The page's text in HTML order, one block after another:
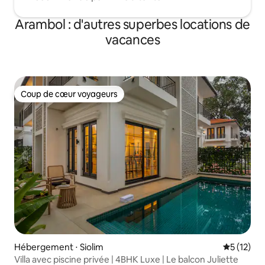
Arambol : d'autres superbes locations de
vacances
Coup de cœur voyageurs
Coup de cœur voyageurs
Hébergement ⋅ Siolim
5 (12)
Villa avec piscine privée | 4BHK Luxe | Le balcon Juliette